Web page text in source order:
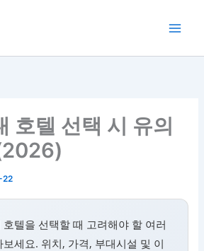
호텔 선택 시 유의
22
텔을 선택할 때 고려해야 할 여러
세요. 위치, 가격, 부대시설 및 이